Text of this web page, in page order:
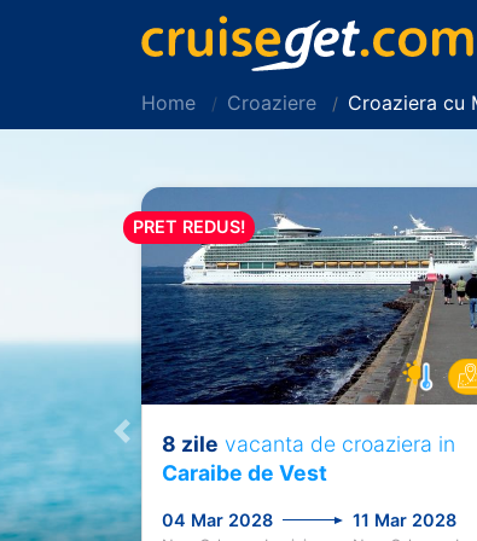
Home Croaziere Croaziera cu
Previous
PRET REDUS!
8 zile vacanta de croaziera in
Caraibe de Vest
04 Mar 2028 11 Mar 2028